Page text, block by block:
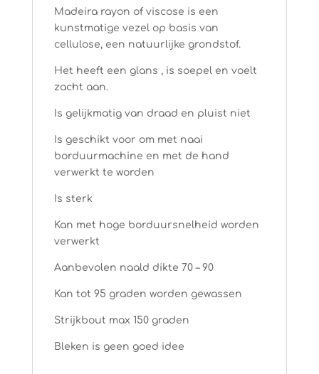
Madeira rayon of viscose is een
kunstmatige vezel op basis van
cellulose, een natuurlijke grondstof.
Het heeft een glans , is soepel en voelt
zacht aan.
Is gelijkmatig van draad en pluist niet
Is geschikt voor om met naai
borduurmachine en met de hand
verwerkt te worden
Is sterk
Kan met hoge borduursnelheid worden
verwerkt
Aanbevolen naald dikte 70 – 90
Kan tot 95 graden worden gewassen
Strijkbout max 150 graden
Bleken is geen goed idee